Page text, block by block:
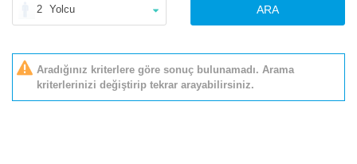
2 Yolcu ARA
Aradığınız kriterlere göre sonuç bulunamadı. Arama
kriterlerinizi değiştirip tekrar arayabilirsiniz.